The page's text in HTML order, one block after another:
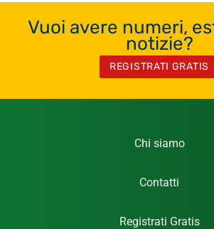
Vuoi avere numeri,
notizie?
REGISTRATI GRATIS
Chi siamo
Contatti
Registrati Gratis